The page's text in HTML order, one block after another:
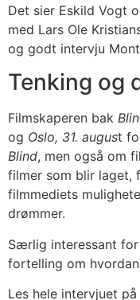
Det sier Eskild Vogt
med Lars Ole
og godt intervju
Tenking og
Filmskaperen bak
og Oslo, 31. august
Blind, men også om
filmer som blir laget,
filmmediets
drømmer.
Særlig interessant
fortelling om
Les hele intervjuet på